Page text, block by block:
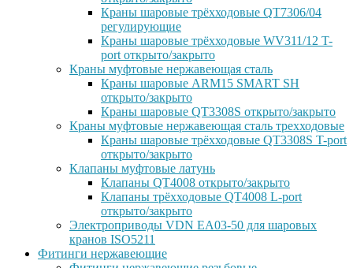
Краны шаровые трёхходовые QT7306/04
регулирующие
Краны шаровые трёхходовые WV311/12 T-
port открыто/закрыто
Краны муфтовые нержавеющая сталь
Краны шаровые ARM15 SMART SH
открыто/закрыто
Краны шаровые QT3308S открыто/закрыто
Краны муфтовые нержавеющая сталь трехходовые
Краны шаровые трёхходовые QT3308S T-port
открыто/закрыто
Клапаны муфтовые латунь
Клапаны QT4008 открыто/закрыто
Клапаны трёхходовые QT4008 L-port
открыто/закрыто
Электроприводы VDN EA03-50 для шаровых
кранов ISO5211
Фитинги нержавеющие